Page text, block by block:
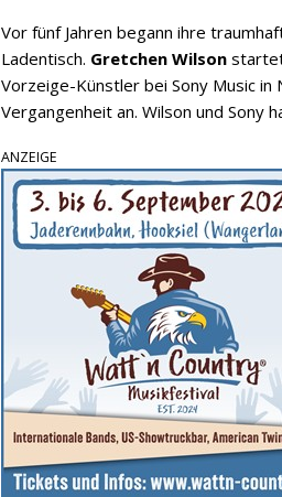
Vor fünf Jahren begann ihre
Ladentisch. Gretchen Wilson
Vorzeige-Künstler bei Sony Music
Vergangenheit an. Wilson und Sony
ANZEIGE